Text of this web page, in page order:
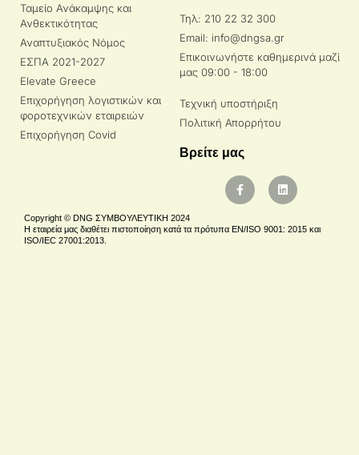
Ταμείο Ανάκαμψης και
Ανθεκτικότητας
Αναπτυξιακός Νόμος
ΕΣΠΑ 2021-2027
Elevate Greece
Επιχορήγηση λογιστικών και
φοροτεχνικών εταιρειών
Επιχορήγηση Covid
Τηλ: 210 22 32 300
Email: info@dngsa.gr
Επικοινωνήστε καθημερινά μαζί
μας 09:00 - 18:00
Τεχνική υποστήριξη
Πολιτική Απορρήτου
Βρείτε μας
Copyright © DNG ΣΥΜΒΟΥΛΕΥΤΙΚΗ 2024
Η εταιρεία μας διαθέτει πιστοποίηση κατά τα πρότυπα EN/ISO 9001: 2015 και
ISO/IEC 27001:2013.